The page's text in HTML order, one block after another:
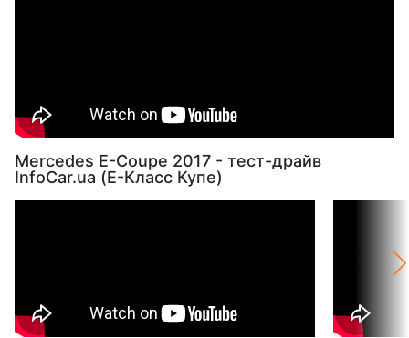
Mercedes E-Coupe 2017 - тест-драйв
InfoCar.ua (Е-Класс Купе)